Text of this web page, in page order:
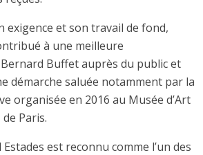
exigence et son travail de fond,
à une meilleure
Buffet auprès du public et
démarche saluée notamment par la
organisée en 2016 au Musée d’Art
Paris.
est reconnu comme l’un des